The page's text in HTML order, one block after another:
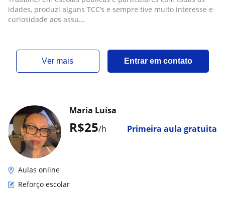
idades, produzi alguns TCC’s e sempre tive muito interesse e
curiosidade aos assu...
ver mais Entrar em contato
R$25/h Primeira aula gratuita
Maria Luísa
Aulas online
Reforço escolar